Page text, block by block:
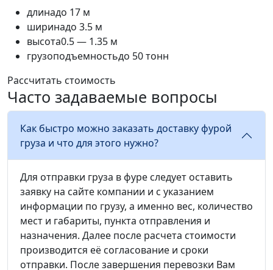
длинадо 17 м
ширинадо 3.5 м
высота0.5 — 1.35 м
грузоподъемностьдо 50 тонн
Рассчитать стоимость
Часто задаваемые вопросы
Как быстро можно заказать доставку фурой
груза и что для этого нужно?
Для отправки груза в фуре следует оставить
заявку на сайте компании и с указанием
информации по грузу, а именно вес, количество
мест и габариты, пункта отправления и
назначения. Далее после расчета стоимости
производится её согласование и сроки
отправки. После завершения перевозки Вам